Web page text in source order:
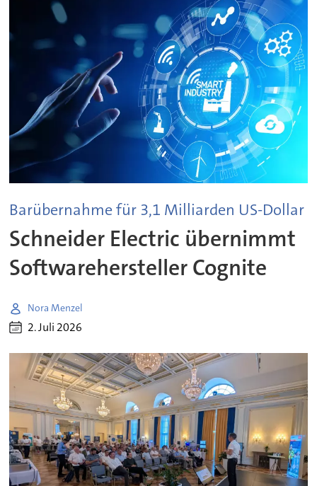
Barübernahme für 3,1 Milliarden US-Dollar
Schneider Electric übernimmt
Softwarehersteller Cognite
Nora Menzel
2. Juli 2026